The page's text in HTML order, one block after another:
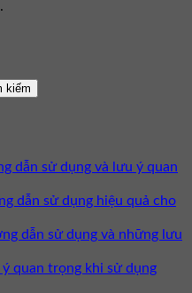
kiếm
dẫn sử dụng và lưu ý quan
dẫn sử dụng hiệu quả cho
dẫn sử dụng và những lưu
quan trọng khi sử dụng